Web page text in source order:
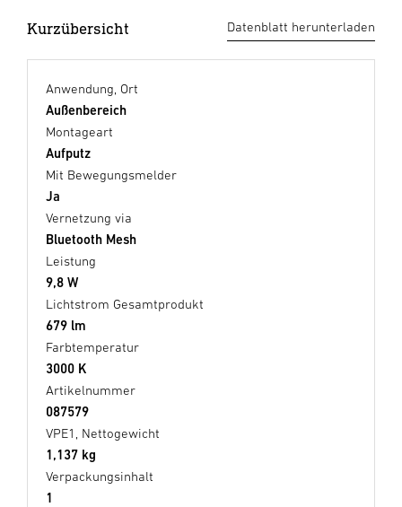
Kurzübersicht Datenblatt herunterladen
Anwendung, Ort
Außenbereich
Montageart
Aufputz
Mit Bewegungsmelder
Ja
Vernetzung via
Bluetooth Mesh
Leistung
9,8 W
Lichtstrom Gesamtprodukt
679 lm
Farbtemperatur
3000 K
Artikelnummer
087579
VPE1, Nettogewicht
1,137 kg
Verpackungsinhalt
1